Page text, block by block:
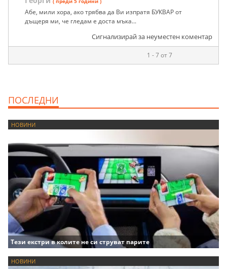
Абе, мили хора, ако трябва да Ви изпратя БУКВАР от
дъщеря ми, че гледам е доста мъка...
Сигнализирай за неуместен коментар
1 - 7 от 7
ПОСЛЕДНИ
НОВИНИ
Тези екстри в колите не си струват парите
НОВИНИ